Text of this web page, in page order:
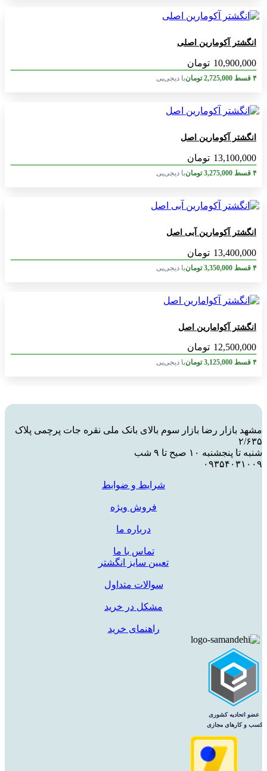
انگشتر آکومارین اصلی
10,900,000 تومان
۴ قسط 2,725,000 تومانبا دیجی‌پی
انگشتر آکومارین اصل
13,100,000 تومان
۴ قسط 3,275,000 تومانبا دیجی‌پی
انگشتر آکومارین آبی اصل
13,400,000 تومان
۴ قسط 3,350,000 تومانبا دیجی‌پی
انگشتر آکوامارین اصل
12,500,000 تومان
۴ قسط 3,125,000 تومانبا دیجی‌پی
مشهد بازار رضا بازار سوم بالای بانک ملی نقره جات پرچمی پلاک
۲/۶۳۵
شنبه تا پنجشنبه ۱۰ صبح تا ۹ شب
۰۹۳۵۴۰۳۱۰۰۹
شرایط و ضوابط
فروش ویژه
درباره ما
تماس با ما
تعیین سایز انگشتر
سوالات متداول
مشکل در خرید
راهنمای خرید